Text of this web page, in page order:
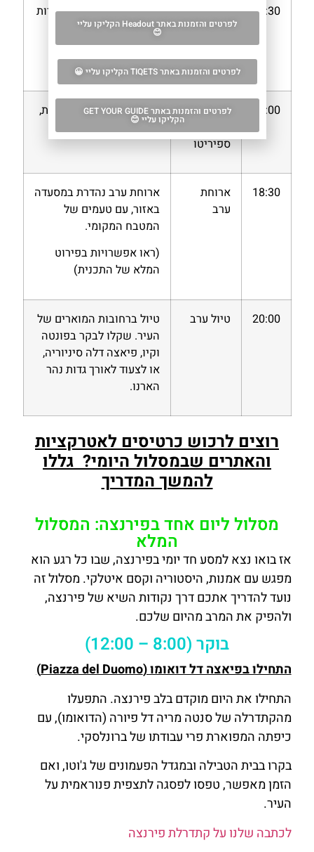
15:30
סיור
בשכונת
אולטרארנו
גלו חנויות מלאכה ומסעדות
מקומיות בשכונה
האותנטית והפחות
תיירותית.
17:00
פיאצה
ספיריטו
זמן מנוחה בכיכר התוססת,
מושלמת לאפריטיבו.
18:30
ארוחת
ערב
ארוחת ערב נהדרת במסעדה
באזור, עם טעמים של
המטבח המקומי.
(ראו אפשרויות בפירוט
המלא של התכנית)
20:00 טיול ערב
טיול ברחובות המוארים של
העיר. שקלו לבקר בפונטה
וקיו, פיאצה דלה סיניוריה,
או לצעוד לאורך גדות נהר
הארנו.
רוצים לרכוש כרטיסים לאטרקציות
והאתרים שבמסלול היומי? גללו
להמשך המדריך
מסלול ליום אחד בפירנצה: המסלול
המלא
אז בואו נצא למסע חד יומי בפירנצה, שבו כל רגע הוא
מפגש עם אמנות, היסטוריה וקסם איטלקי. מסלול זה
נועד להדריך אתכם דרך נקודות השיא של פירנצה,
ולהפיק את המרב מהיום שלכם.
בוקר (8:00 – 12:00)
התחילו בפיאצה דל דואומו (Piazza del Duomo)
התחילו את היום מוקדם בלב פירנצה. התפעלו
מהקתדרלה של סנטה מריה דל פיורה (הדואומו), עם
כיפתה המפוארת פרי עבודתו של ברונלסקי.
בקרו בבית הטבילה ובמגדל הפעמונים של ג'וטו, ואם
הזמן מאפשר, טפסו לפסגה לתצפית פנוראמית על
העיר.
לכתבה שלנו על קתדרלת פירנצה
לפרטים והזמנות באתר Headout הקליקו עליי
😊
לפרטים והזמנות באתר TIQETS הקליקו עליי 😀
לפרטים והזמנות באתר GET YOUR GUIDE
הקליקו עליי 😊